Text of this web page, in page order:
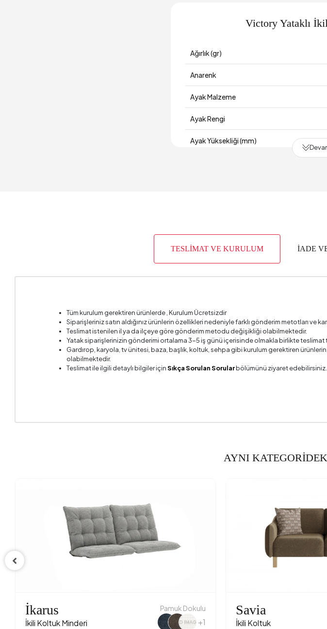
Victory Yataklı
Ağırlık (gr)
Anarenk
Ayak Malzeme
Ayak Rengi
Ayak Yüksekliği (mm)
Kapasite
Kırlent 1 Kumaş Rengi
Kırlent 1 Ölçüsü
Kurulum Gerekliliği
Yükseklik (mm)
TESLİMAT VE KURULUM İADE
Tüm kurulum gerektiren ürünlerde , Kurulum Ücretsizdir
Siparişleriniz satın aldığınız ürünlerin özellikleri nedeniyle farklı gönderim metotları ve
Teslimat istenilen il ya da ilçeye göre gönderim metodu değişikliği olabilmektedir.
Yatak siparişlerinizin gönderimi ortalama 3-5 iş günü içerisinde olmakla birlikte
Gardırop, karyola, tv ünitesi, baza, başlık, koltuk, sehpa gibi kurulum gerektiren
olabilmektedir.
Teslimat ile ilgili detaylı bilgiler içinSıkça Sorulan Sorularbölümünü ziyaret edebilirsiniz.
AYNI
İkarus
İkili Koltuk Minderi
Pamuk Dokulu
+1
Savia
İkili Koltuk